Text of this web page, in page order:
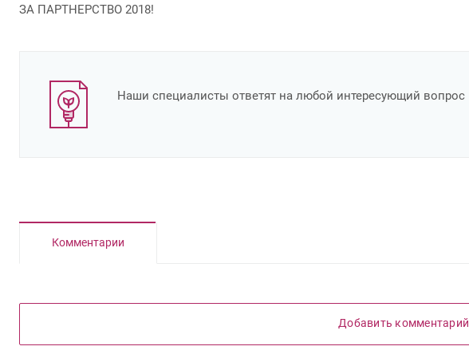
ЗА ПАРТНЕРСТВО 2018!
Наши специалисты ответят на любой интересующий вопрос
Комментарии
Добавить комментарий